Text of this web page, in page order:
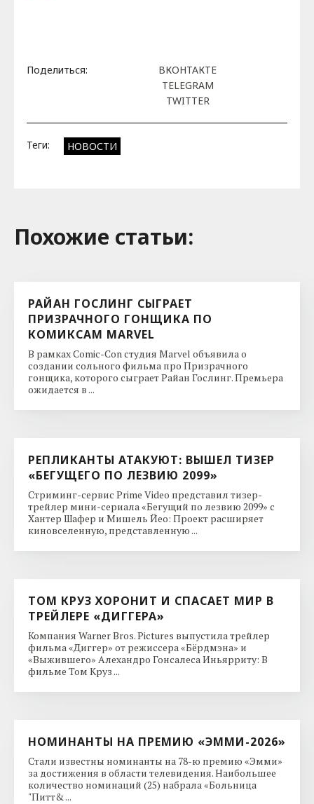
Поделиться:
ВКОНТАКТЕ
TELEGRAM
TWITTER
Теги: НОВОСТИ
Похожие cтатьи:
РАЙАН ГОСЛИНГ СЫГРАЕТ
ПРИЗРАЧНОГО ГОНЩИКА ПО
КОМИКСАМ MARVEL
В рамках Comic-Con студия Marvel объявила о
создании сольного фильма про Призрачного
гонщика, которого сыграет Райан Гослинг. Премьера
ожидается в ...
РЕПЛИКАНТЫ АТАКУЮТ: ВЫШЕЛ ТИЗЕР
«БЕГУЩЕГО ПО ЛЕЗВИЮ 2099»
Стриминг-сервис Prime Video представил тизер-
трейлер мини-сериала «Бегущий по лезвию 2099» с
Хантер Шафер и Мишель Йео: Проект расширяет
киновселенную, представленную ...
ТОМ КРУЗ ХОРОНИТ И СПАСАЕТ МИР В
ТРЕЙЛЕРЕ «ДИГГЕРА»
Компания Warner Bros. Pictures выпустила трейлер
фильма «Диггер» от режиссера «Бёрдмэна» и
«Выжившего» Алехандро Гонсалеса Иньярриту: В
фильме Том Круз ...
НОМИНАНТЫ НА ПРЕМИЮ «ЭММИ-2026»
Стали известны номинанты на 78-ю премию «Эмми»
за достижения в области телевидения. Наибольшее
количество номинаций (25) набрала «Больница
"Питт& ...